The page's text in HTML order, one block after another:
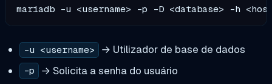
-u <username> → Utilizador de base de dados
-p → Solicita a senha do usuário